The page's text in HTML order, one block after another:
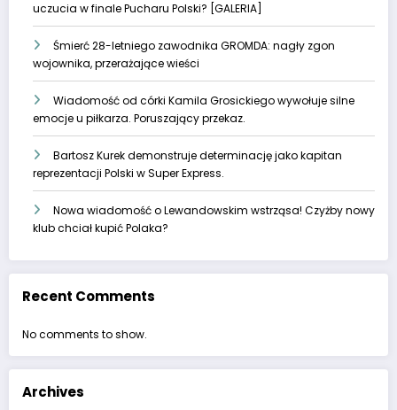
uczucia w finale Pucharu Polski? [GALERIA]
Śmierć 28-letniego zawodnika GROMDA: nagły zgon
wojownika, przerażające wieści
Wiadomość od córki Kamila Grosickiego wywołuje silne
emocje u piłkarza. Poruszający przekaz.
Bartosz Kurek demonstruje determinację jako kapitan
reprezentacji Polski w Super Express.
Nowa wiadomość o Lewandowskim wstrząsa! Czyżby nowy
klub chciał kupić Polaka?
Recent Comments
No comments to show.
Archives